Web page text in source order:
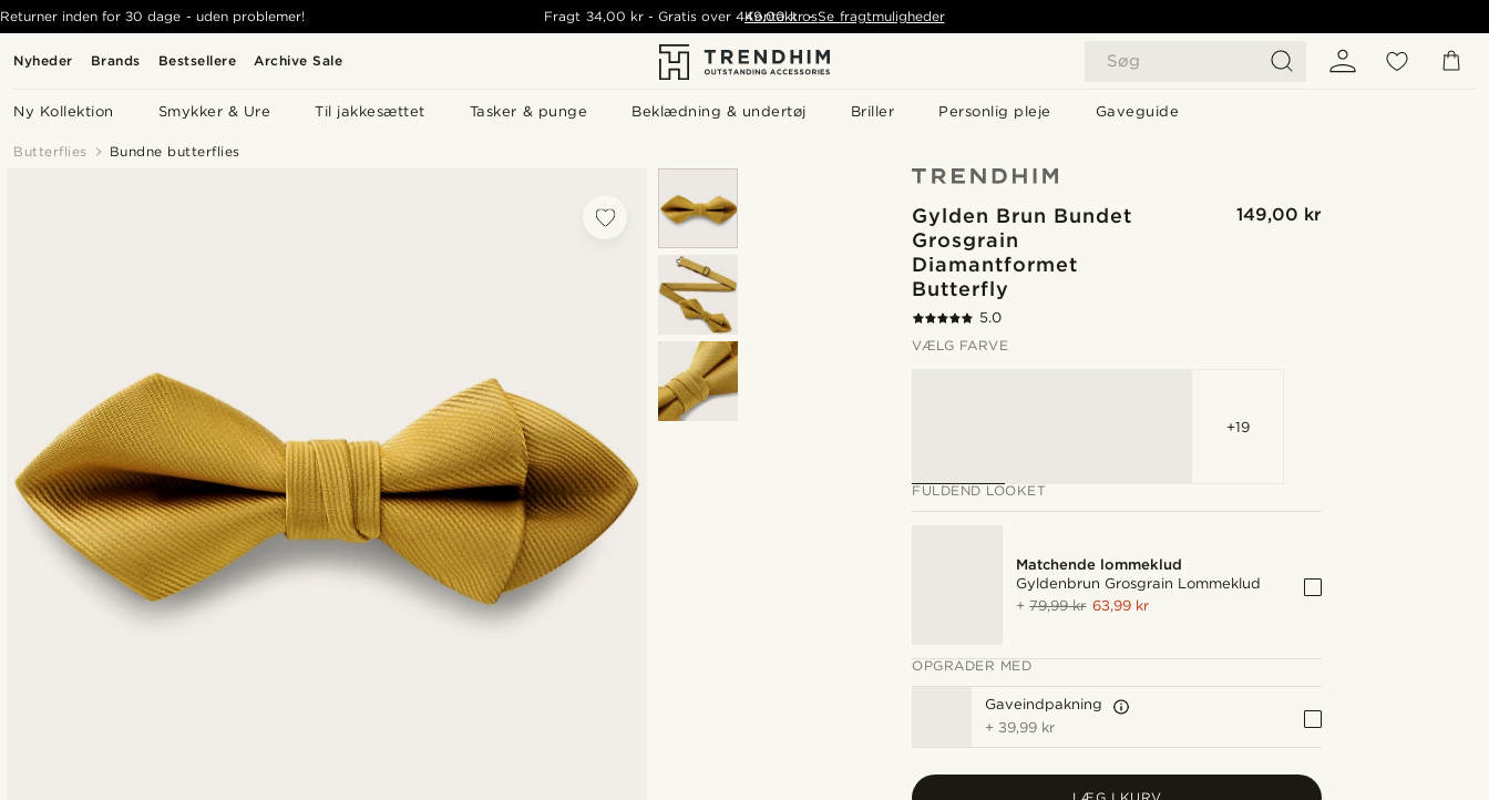
Nyheder Brands Bestsellere Archive Sale Søg
Ny Kollektion Smykker & Ure Til jakkesættet Tasker & punge Beklædning & undertøj Briller Personlig pleje Gaveguide
Returner inden for 30 dage - uden problemer! Fragt 34,00 kr- Gratis over 449,00 kr - Se fragtmuligheder
Kontakt os
Butterflies Bundne butterflies
Gylden Brun Bundet
Grosgrain
Diamantformet
Butterfly
149,00 kr
5.0
VÆLG FARVE
+19
FULDEND LOOKET
Matchende lommeklud
Gyldenbrun Grosgrain Lommeklud
+79,99 kr 63,99 kr
OPGRADER MED
Gaveindpakning
+ 39,99 kr